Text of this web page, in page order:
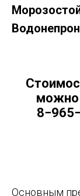
можно
Основным